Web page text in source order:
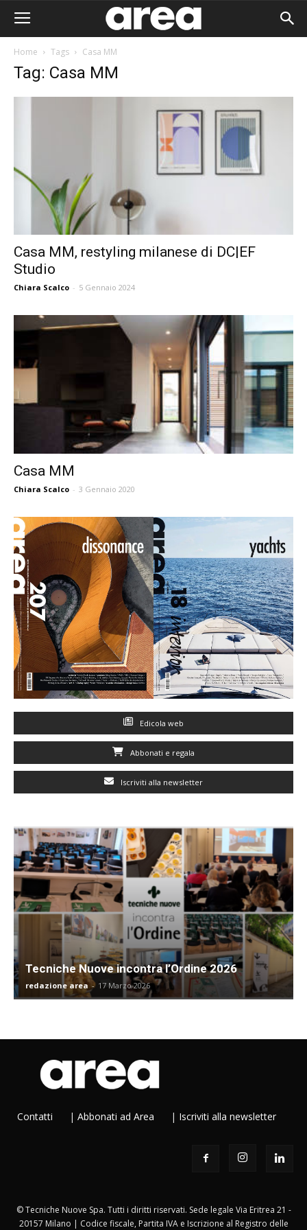
Home Tags Casa MM
Tag: Casa MM
Casa MM, restyling milanese di DC|EF
Studio
Chiara Scalco - 5 Gennaio 2024
Casa MM
Chiara Scalco - 3 Gennaio 2020
Edicola web
Abbonati e regala
Iscriviti alla newsletter
Tecniche Nuove incontra l’Ordine 2026
redazione area - 17 Marzo 2026
Contatti | Abbonati ad Area | Iscriviti alla newsletter
© Tecniche Nuove Spa. Tutti i diritti riservati. Sede legale Via Eritrea 21 -
20157 Milano | Codice fiscale, Partita IVA e Iscrizione al Registro delle